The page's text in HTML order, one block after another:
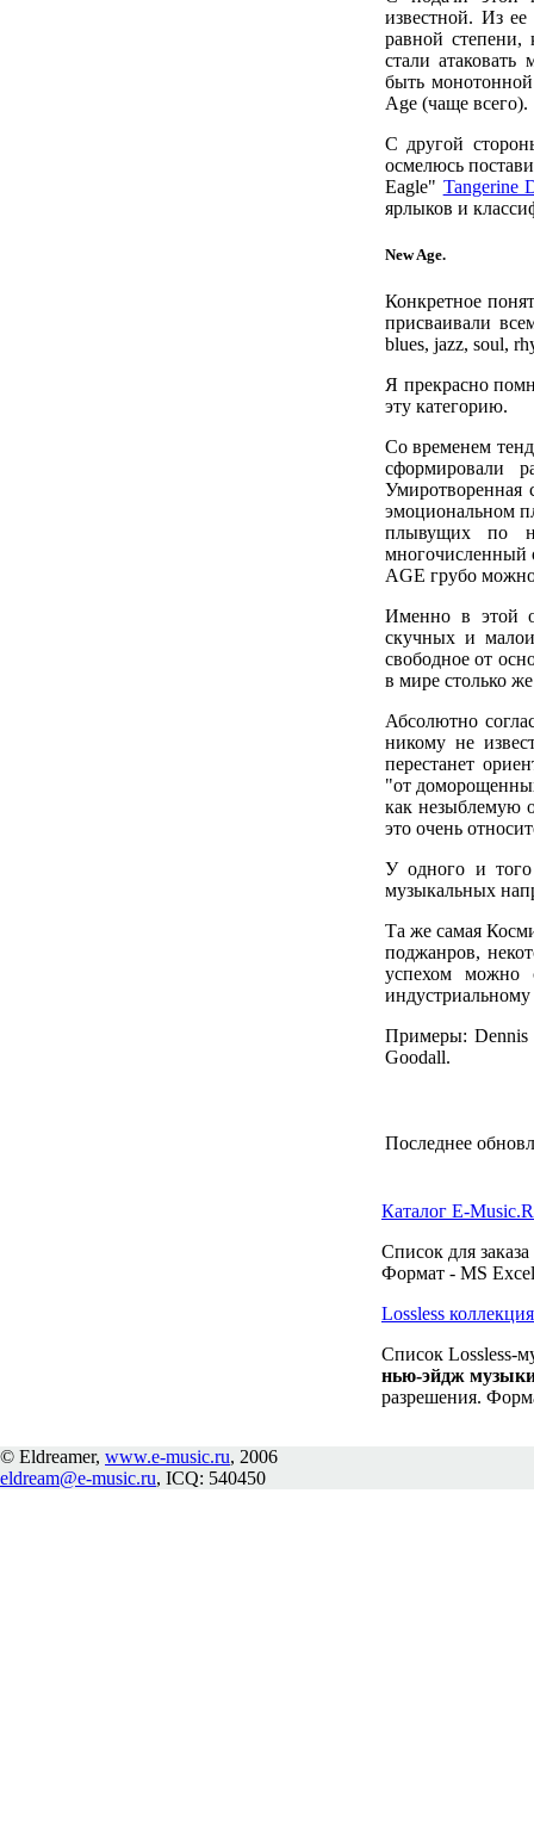
известной. Из
равной степени,
стали
быть
Age (чаще всего).
С другой
осмелюсь
Eagle" Tangerine
ярлыков и
New Age.
Конкретное
присваивали
blues, jazz, soul,
Я прекрасно
эту категорию.
Со временем
сформировали
Умиротворенная
эмоциональном
плывущих по
многочисленный
AGE грубо
Именно в этой
скучных и
свободное от
в мире столько
Абсолютно
никому не
перестанет
"от
как незыблемую
это очень
У одного и
музыкальных
Та же самая
поджанров,
успехом можно
Примеры: Dennis
Goodall.
Последнее
Каталог E-
Список для
Формат - MS
Lossless
Список Lossless-
нью-эйдж
разрешения.
© Eldreamer, www.e-music.ru, 2006
eldream@e-music.ru, ICQ: 540450